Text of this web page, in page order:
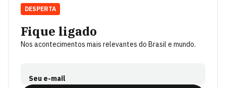
Fique ligado
Nos acontecimentos mais relevantes do Brasil e mundo.
Seu e-mail
DESPERTA